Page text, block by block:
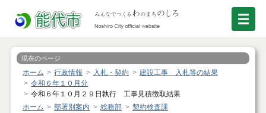
現在のページ
ホーム 行政情報 入札・契約
建設工事 入札等の結果
令和６年１０月分
令和６年１０月２９日執行 工事見積徴取結果
ホーム
部署別案内 総務部
契約検査課